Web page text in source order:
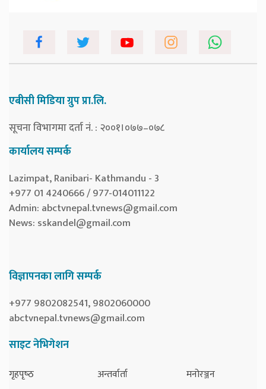
एबीसी मिडिया ग्रुप प्रा.लि.
सूचना विभागमा दर्ता नं. : २००१।०७७–०७८
कार्यालय सम्पर्क
Lazimpat, Ranibari- Kathmandu - 3
+977 01 4240666 / 977-014011122
Admin: abctvnepal.tvnews@gmail.com
News: sskandel@gmail.com
विज्ञापनका लागि सम्पर्क
+977 9802082541, 9802060000
abctvnepal.tvnews@gmail.com
साइट नेभिगेशन
गृहपृष्‍ठ
अन्तर्वार्ता
मनोरञ्जन